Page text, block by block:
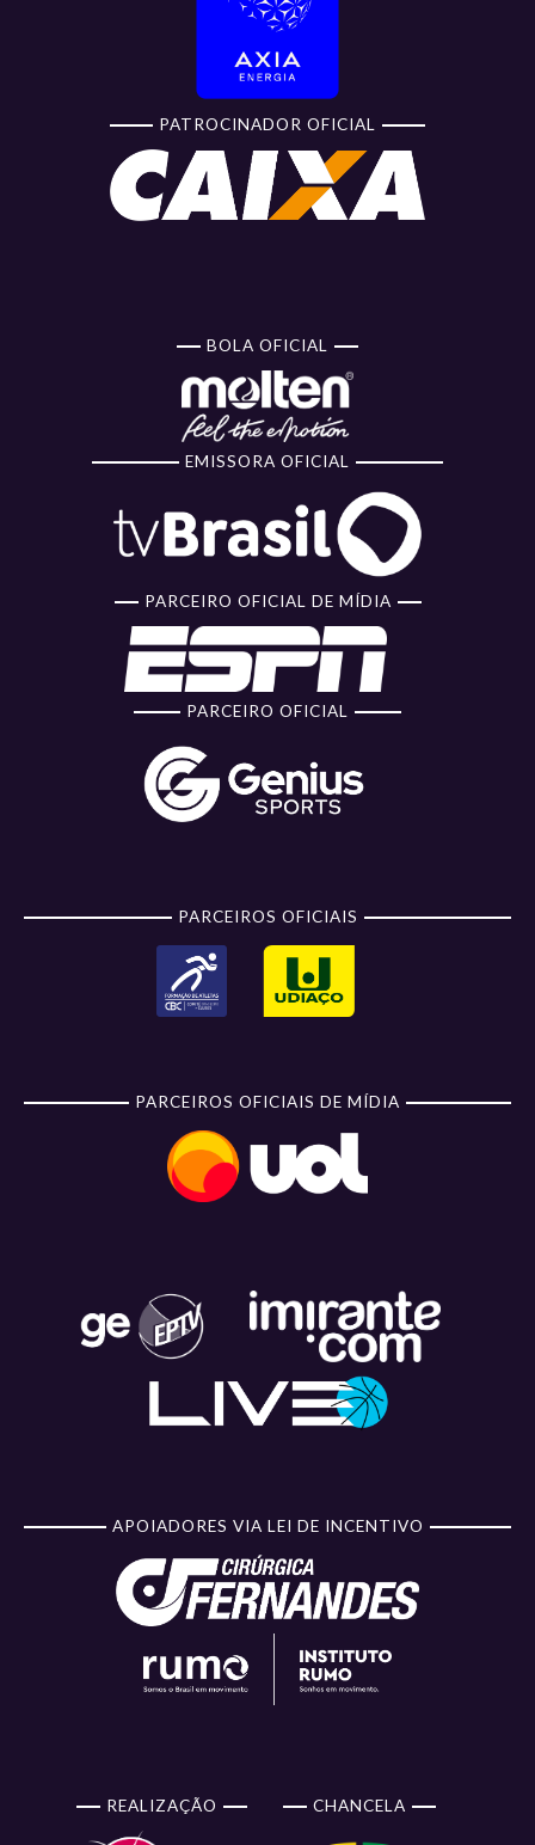
PATROCINADOR OFICIAL
BOLA OFICIAL
EMISSORA OFICIAL
PARCEIRO OFICIAL DE MÍDIA
PARCEIRO OFICIAL
PARCEIROS OFICIAIS
PARCEIROS OFICIAIS DE MÍDIA
APOIADORES VIA LEI DE INCENTIVO
REALIZAÇÃO CHANCELA